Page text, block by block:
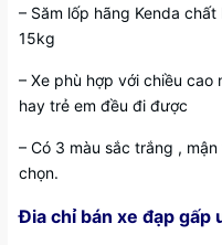
– Săm lốp hãng Kenda
15kg
– Xe phù hợp với chiều
hay trẻ em đều đi được
– Có 3 màu sắc trắng ,
chọn.
Đia chỉ bán xe đạp